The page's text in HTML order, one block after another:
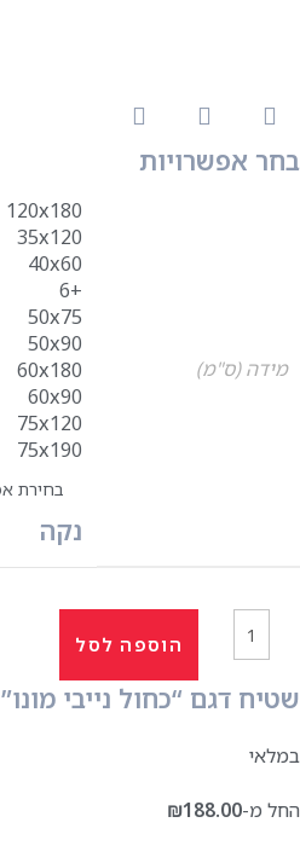
בחר אפשרויות
מידה (ס"מ)
120x180
35x120
40x60
+6
50x75
50x90
60x180
60x90
75x120
75x190
נקה
הוספה לסל
שטיח דגם “כחול נייבי מונו”
במלאי
החל מ- ₪188.00